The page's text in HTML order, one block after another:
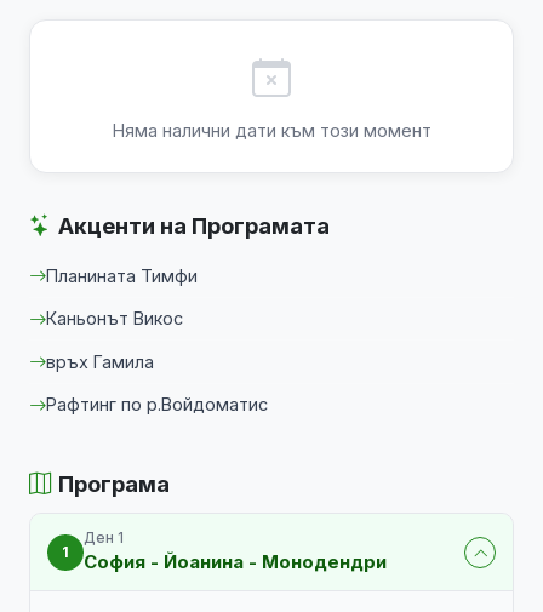
Няма налични дати към този момент
Акценти на Програмата
Планината Тимфи
Каньонът Викос
връх Гамила
Рафтинг по р.Войдоматис
Програма
1
Ден 1
София - Йоанина - Монодендри